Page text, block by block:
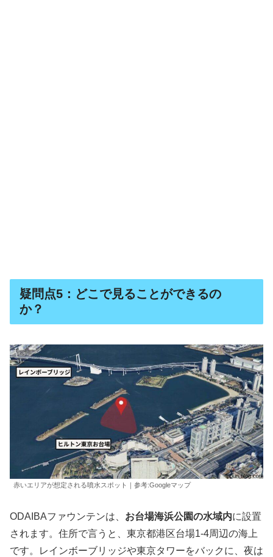
疑問点5：どこで見ることができるの
か？
赤いエリアが想定される噴水スポット｜参考:Googleマップ
ODAIBAファウンテンは、 お台場海浜公園の水域内に設置
されます。住所で言うと、東京都港区台場1-4周辺の海上
です。レインボーブリッジや東京タワーをバックに、夜は